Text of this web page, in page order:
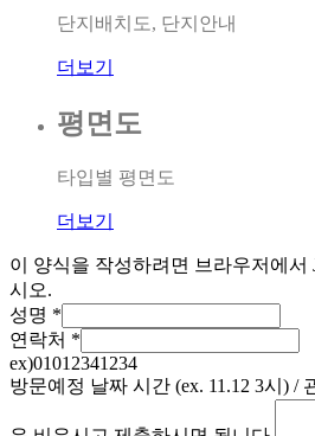
단지배치도, 단지안내
더보기
평면도
타입별 평면도
더보기
이 양식을 작성하려면 브라우저에서
시오.
성명 *
연락처 *
ex)01012341234
방문예정 날짜 시간 (ex. 11.12 3시) /